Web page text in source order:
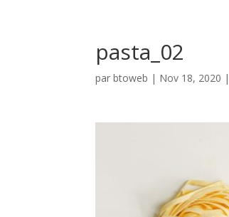
pasta_02
parbtoweb | Nov 18, 2020 |